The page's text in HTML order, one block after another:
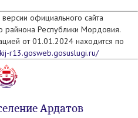
официального сайта
райнона Республики Мордовия.
от 01.01.2024 находится по
r13.gosweb.gosuslugi.ru/
Ардатов